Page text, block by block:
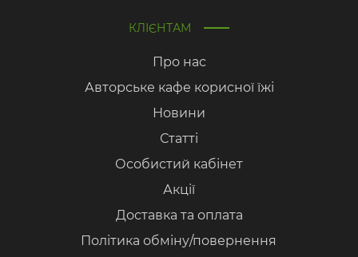
КЛІЄНТАМ
Про нас
Авторське кафе корисної їжі
Новини
Статті
Особистий кабінет
Акції
Доставка та оплата
Політика обміну/повернення